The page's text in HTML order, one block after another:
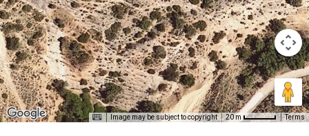
Image may be subject to copyright 20 m Terms